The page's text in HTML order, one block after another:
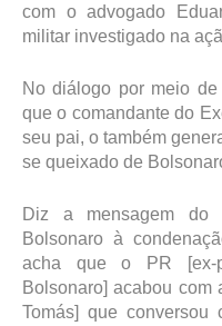
com o advogado
militar investigado na
No diálogo por meio
que o comandante do
seu pai, o também
se queixado de
Diz a mensagem do
Bolsonaro à
acha que o PR [ex-
Bolsonaro] acabou
Tomás] que